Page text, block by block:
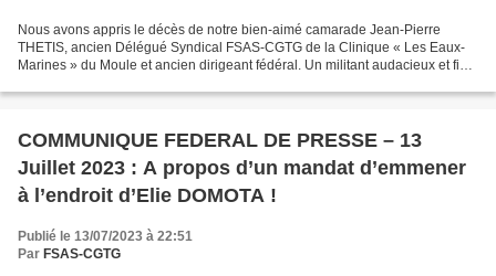
Nous avons appris le décès de notre bien-aimé camarade Jean-Pierre
THETIS, ancien Délégué Syndical FSAS-CGTG de la Clinique « Les Eaux-
Marines » du Moule et ancien dirigeant fédéral. Un militant audacieux et fin
COMMUNIQUE FEDERAL DE PRESSE – 13
Juillet 2023 : A propos d’un mandat d’emmener
à l’endroit d’Elie DOMOTA !
Publié le 13/07/2023 à 22:51
Par FSAS-CGTG